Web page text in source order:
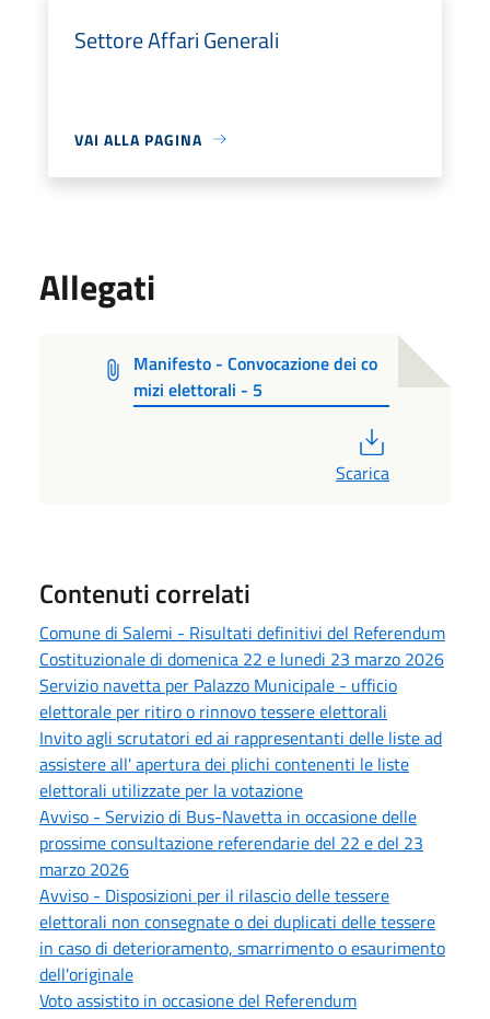
Settore Affari Generali
VAI ALLA PAGINA
Allegati
Manifesto - Convocazione dei co
mizi elettorali - 5
Scarica
Contenuti correlati
Comune di Salemi - Risultati definitivi del Referendum
Costituzionale di domenica 22 e lunedi 23 marzo 2026
Servizio navetta per Palazzo Municipale - ufficio
elettorale per ritiro o rinnovo tessere elettorali
Invito agli scrutatori ed ai rappresentanti delle liste ad
assistere all' apertura dei plichi contenenti le liste
elettorali utilizzate per la votazione
Avviso - Servizio di Bus-Navetta in occasione delle
prossime consultazione referendarie del 22 e del 23
marzo 2026
Avviso - Disposizioni per il rilascio delle tessere
elettorali non consegnate o dei duplicati delle tessere
in caso di deterioramento, smarrimento o esaurimento
dell'originale
Voto assistito in occasione del Referendum